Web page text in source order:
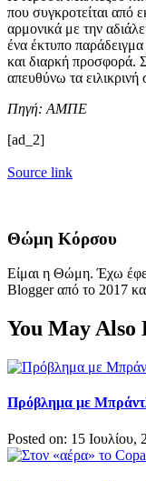
που συγκροτείται από
αρμονικά με την
ένα έκτυπο
και διαρκή προσφορά.
απευθύνω τα
Πηγή: ΑΜΠΕ
[ad_2]
Source link
Θώμη Κόρσου
Είμαι η Θώμη. Έχω
Blogger από το 2017
You May Also
Πρόβλημα με
Posted on: 15 Ιουλίου,